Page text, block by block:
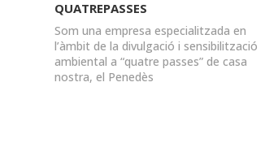
QUATREPASSES
Som una empresa especialitzada en
l’àmbit de la divulgació i sensibilització
ambiental a “quatre passes” de casa
nostra, el Penedès